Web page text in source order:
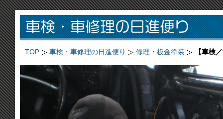
TOP 車検・車修理の日進便り 修理・板金塗装 【車検